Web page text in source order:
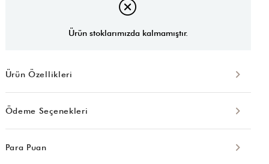
Ürün stoklarımızda kalmamıştır.
Ürün Özellikleri
Ödeme Seçenekleri
Para Puan